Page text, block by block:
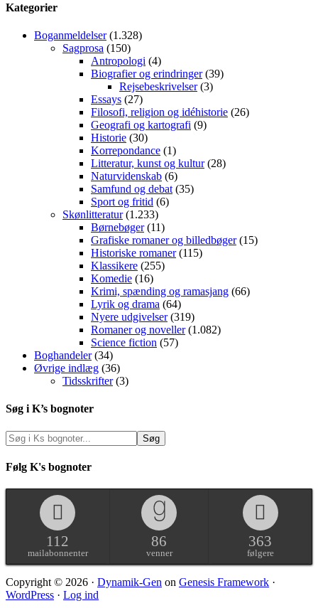
Kategorier
Boganmeldelser(1.328)
Sagprosa (150)
Antropologi (4)
Biografier og erindringer(39)
Rejsebeskrivelser(3)
Essays (27)
Filosofi, religion og idéhistorie (26)
Geografi og kartografi (9)
Historie (30)
Korrepondance (1)
Litteratur, kunst og kultur(28)
Naturvidenskab (6)
Samfund og debat (35)
Sport og fritid (6)
Skønlitteratur(1.233)
Børnebøger(11)
Grafiske romaner og billedbøger(15)
Historiske romaner(115)
Klassikere (255)
Komedie (16)
Krimi, spænding og ramasjang (66)
Lyrik og drama (64)
Nyere udgivelser(319)
Romaner og noveller(1.082)
Science fiction (57)
Boghandeler(34)
Øvrige indlæg (36)
Tidsskrifter(3)
Søg i K’s bognoter
Følg K's bognoter
112
mailabonnenter
86
venner
363
følgere
Copyright © 2026 · Dynamik-Gen on Genesis Framework ·
WordPress · Log ind